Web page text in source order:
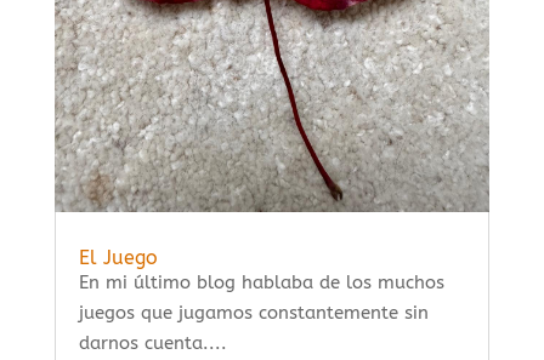
El Juego
En mi último blog hablaba de los muchos
juegos que jugamos constantemente sin
darnos cuenta....